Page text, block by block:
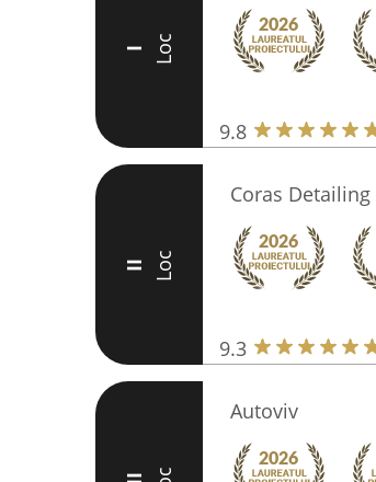
I Loc
9.8
II Loc
Coras Detailing
9.3
Autoviv